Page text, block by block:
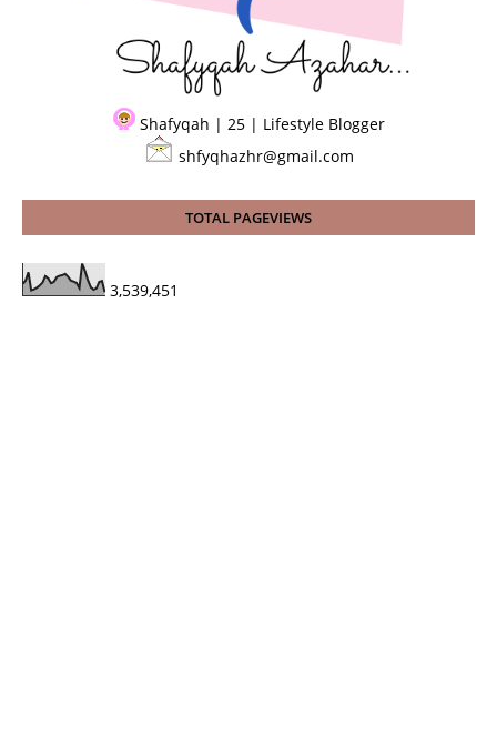
Shafyqah | 25 | Lifestyle Blogger
shfyqhazhr@gmail.com
TOTAL PAGEVIEWS
3,539,451